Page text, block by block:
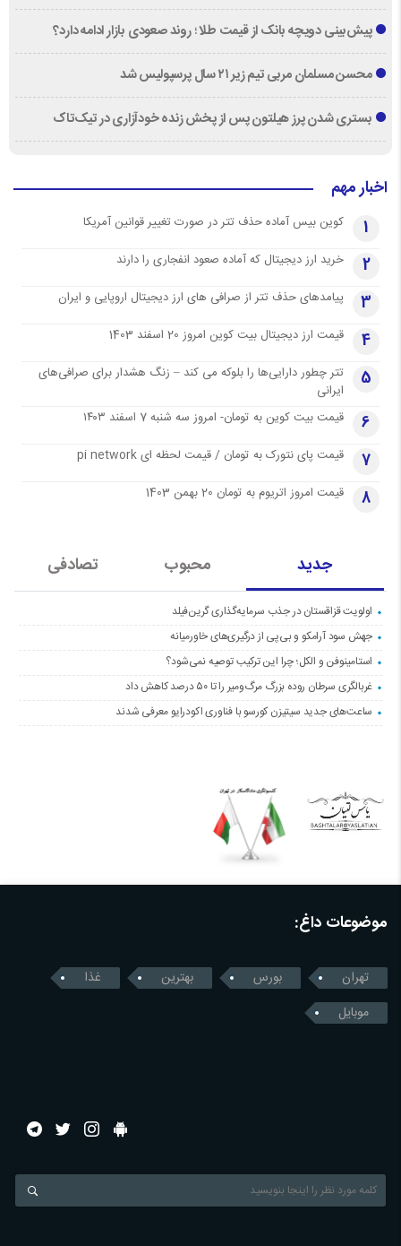
پیش‌بینی دویچه‌ بانک از قیمت طلا ؛ روند صعودی بازار ادامه دارد؟
محسن مسلمان مربی تیم زیر ۲۱ سال پرسپولیس شد
بستری شدن پرز هیلتون پس از پخش زنده خودآزاری در تیک‌تاک
اخبار مهم
1 کوین بیس آماده حذف تتر در صورت تغییر قوانین آمریکا
2 خرید ارز دیجیتال که آماده صعود انفجاری را دارند
3 پیامدهای حذف تتر از صرافی های ارز دیجیتال اروپایی و ایران
4 قیمت ارز دیجیتال بیت کوین امروز 20 اسفند 1403
5
تتر چطور دارایی‌ها را بلوکه می کند – زنگ هشدار برای صرافی‌های
ایرانی
6 قیمت بیت کوین به تومان- امروز سه شنبه 7 اسفند ۱۴۰۳
7 قیمت پای نتورک به تومان / قیمت لحظه ای pi network
8 قیمت امروز اتریوم به تومان 20 بهمن 1403
جدید محبوب تصادفی
اولویت قزاقستان در جذب سرمایه‌گذاری گرین‌فیلد
جهش سود آرامکو و بی‌پی از درگیری‌های خاورمیانه
استامینوفن و الکل؛ چرا این ترکیب توصیه نمی‌شود؟
غربالگری سرطان روده بزرگ مرگ‌ومیر را تا ۵۰ درصد کاهش داد
ساعت‌های جدید سیتیزن کورسو با فناوری اکودرایو معرفی شدند
موضوعات داغ:
تهران بورس بهترین
غذا
موبایل